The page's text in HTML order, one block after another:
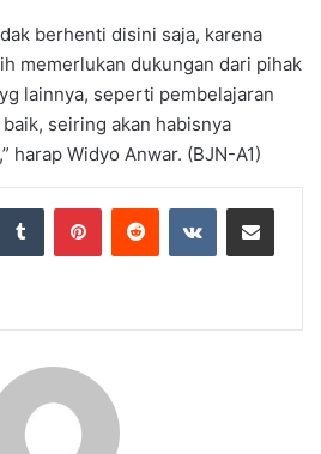
berhenti disini saja, karena
memerlukan dukungan dari pihak
lainnya, seperti pembelajaran
seiring akan habisnya
harap Widyo Anwar. (BJN-A1)